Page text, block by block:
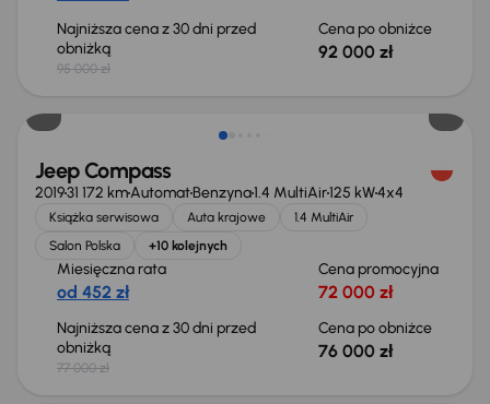
Najniższa cena z 30 dni przed
obniżką
95 000 zł
Cena po obniżce
92 000 zł
Jeep Compass
201931 172 kmAutomatBenzyna1.4 MultiAir125 kW4x4
Książka serwisowa Auta krajowe
1.4 MultiAir
Salon Polska
+10 kolejnych
Miesięczna rata
od 452 zł
Cena promocyjna
72 000 zł
Najniższa cena z 30 dni przed
obniżką
77 000 zł
Cena po obniżce
76 000 zł
Taniej o 1 000 zł